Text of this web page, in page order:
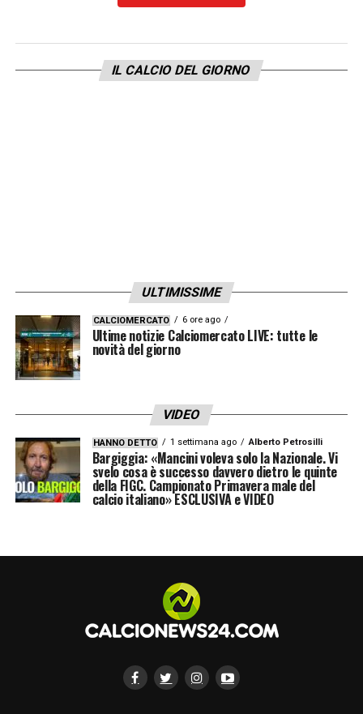
IL CALCIO DEL GIORNO
ULTIMISSIME
CALCIOMERCATO 6 ore ago
Ultime notizie Calciomercato LIVE: tutte le
novità del giorno
VIDEO
HANNO DETTO 1 settimana ago Alberto Petrosilli
Bargiggia: «Mancini voleva solo la Nazionale. Vi
svelo cosa è successo davvero dietro le quinte
della FIGC. Campionato Primavera male del
calcio italiano» ESCLUSIVA e VIDEO